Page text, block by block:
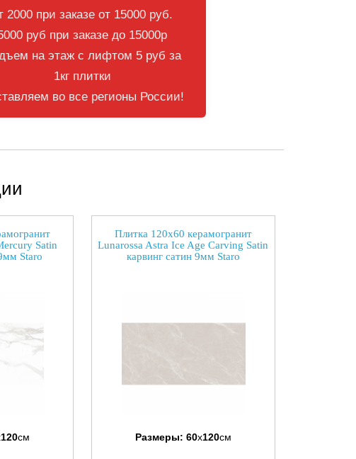
2000 при заказе от 15000 руб.
руб при заказе до 15000р
на этаж с лифтом 5 руб за
1кг плитки
во все регионы России!
Satin
Staro
120см
Плитка 120x60 керамогранит
Lunarossa Astra Ice Age Carving Satin
карвинг сатин 9мм Staro
Размеры: 60x120см